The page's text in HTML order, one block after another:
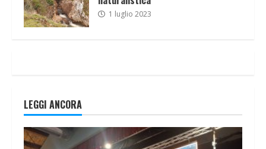
1 luglio 2023
LEGGI ANCORA